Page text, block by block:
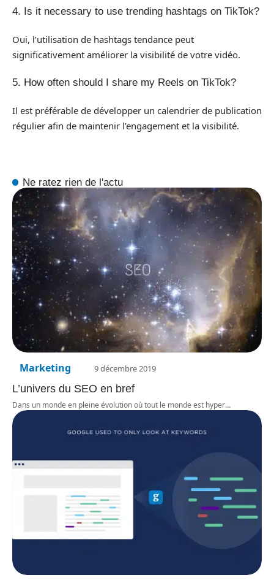
4. Is it necessary to use trending hashtags on TikTok?
Oui, l’utilisation de hashtags tendance peut
significativement améliorer la visibilité de votre vidéo.
5. How often should I share my Reels on TikTok?
Il est préférable de développer un calendrier de publication
régulier afin de maintenir l’engagement et la visibilité.
Ne ratez rien de l'actu
Marketing 9 décembre 2019
L’univers du SEO en bref
Dans un monde en pleine évolution où tout le monde est hyper…